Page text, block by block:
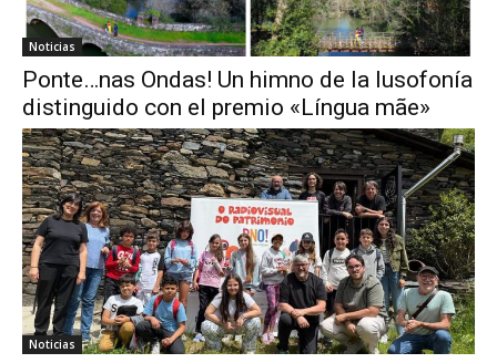
Noticias
Ponte…nas Ondas! Un himno de la lusofonía
distinguido con el premio «Língua mãe»
Noticias